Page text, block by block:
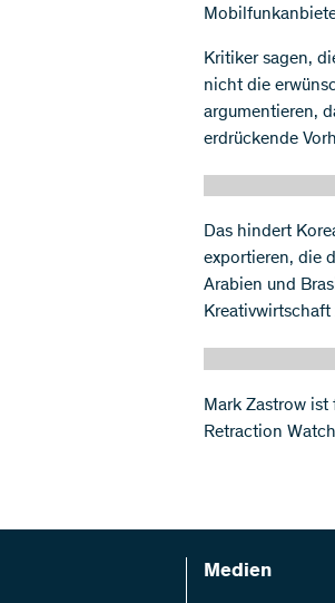
Kritiker sagen,
nicht die
argumentieren,
erdrückende
Das hindert
exportieren, die
Arabien und
Kreativwirtschaft
Mark Zastrow
Retraction
Medien